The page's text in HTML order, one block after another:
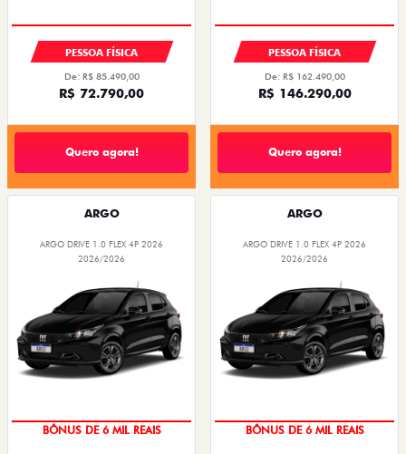
PESSOA FÍSICA
De: R$ 85.490,00
R$ 72.790,00
Quero agora!
PESSOA FÍSICA
De: R$ 162.490,00
R$ 146.290,00
Quero agora!
ARGO
ARGO DRIVE 1.0 FLEX 4P 2026
2026/2026
BÔNUS DE 6 MIL REAIS
ARGO
ARGO DRIVE 1.0 FLEX 4P 2026
2026/2026
BÔNUS DE 6 MIL REAIS